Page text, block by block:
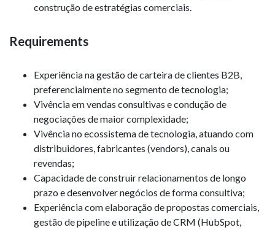
construção de estratégias comerciais.
Requirements
Experiência na gestão de carteira de clientes B2B,
preferencialmente no segmento de tecnologia;
Vivência em vendas consultivas e condução de
negociações de maior complexidade;
Vivência no ecossistema de tecnologia, atuando com
distribuidores, fabricantes (vendors), canais ou
revendas;
Capacidade de construir relacionamentos de longo
prazo e desenvolver negócios de forma consultiva;
Experiência com elaboração de propostas comerciais,
gestão de pipeline e utilização de CRM (HubSpot,